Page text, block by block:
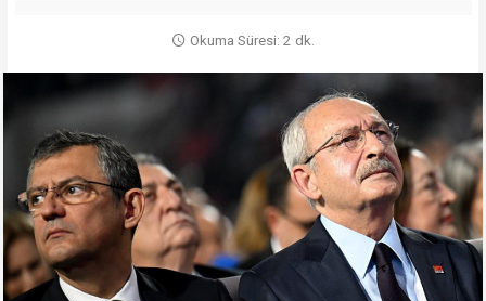
Okuma Süresi: 2 dk.